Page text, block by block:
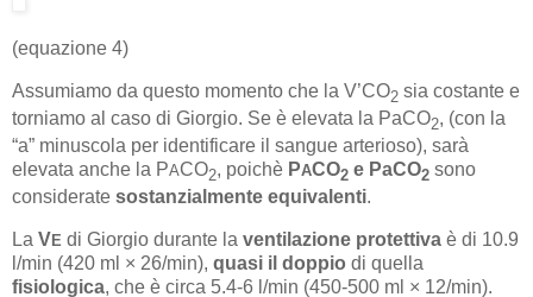
(equazione 4)
Assumiamo da questo momento che la V’CO2 sia costante e
torniamo al caso di Giorgio. Se è elevata la PaCO2, (con la
“a” minuscola per identificare il sangue arterioso), sarà
elevata anche la PACO2, poichè PACO2 e PaCO2 sono
considerate sostanzialmente equivalenti.
La VE di Giorgio durante la ventilazione protettiva è di 10.9
l/min (420 ml × 26/min), quasi il doppio di quella
fisiologica, che è circa 5.4-6 l/min (450-500 ml × 12/min).